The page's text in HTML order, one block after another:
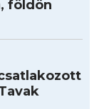
földön